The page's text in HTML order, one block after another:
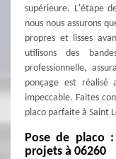
supérieure. L'étape
nous nous assurons
propres et lisses
utilisons des
professionnelle,
ponçage est
impeccable. Faites
placo parfaite à Saint
Pose de placo
projets à 06260